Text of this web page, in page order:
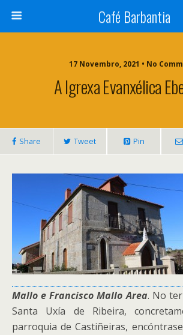
Café Barbantia
17 Novembro, 2021 • No
A Igrexa Evanxélica
Share Tweet Pin
Mallo e Francisco Mallo Area. No
Santa Uxía de Ribeira,
parroquia de Castiñeiras,